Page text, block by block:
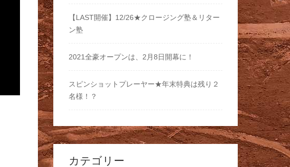
【LAST開催】12/26★クロージング塾＆リター
ン塾
2021全豪オープンは、2月8日開幕に！
スピンショットプレーヤー★年末特典は残り２
名様！？
カテゴリー